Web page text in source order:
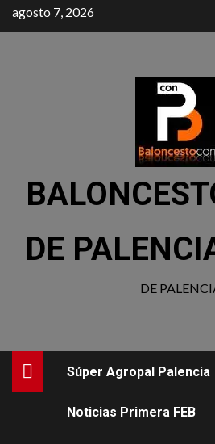
agosto 7, 2026
DE
DE
Súper Agropal Palencia
Noticias Primera FEB